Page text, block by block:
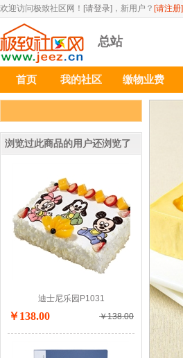
欢迎访问极致社区网！ [请登录] ，新用户？ [请注册]
总站
首页 我的社区 缴物业费
浏览过此商品的用户还浏览了
迪士尼乐园P1031
￥138.00 ￥138.00